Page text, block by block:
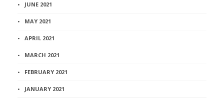
JUNE 2021
MAY 2021
APRIL 2021
MARCH 2021
FEBRUARY 2021
JANUARY 2021